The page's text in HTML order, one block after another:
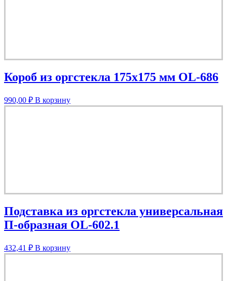
Короб из оргстекла 175х175 мм OL-686
990,00 ₽ В корзину
Подставка из оргстекла универсальная
П-образная OL-602.1
432,41 ₽ В корзину